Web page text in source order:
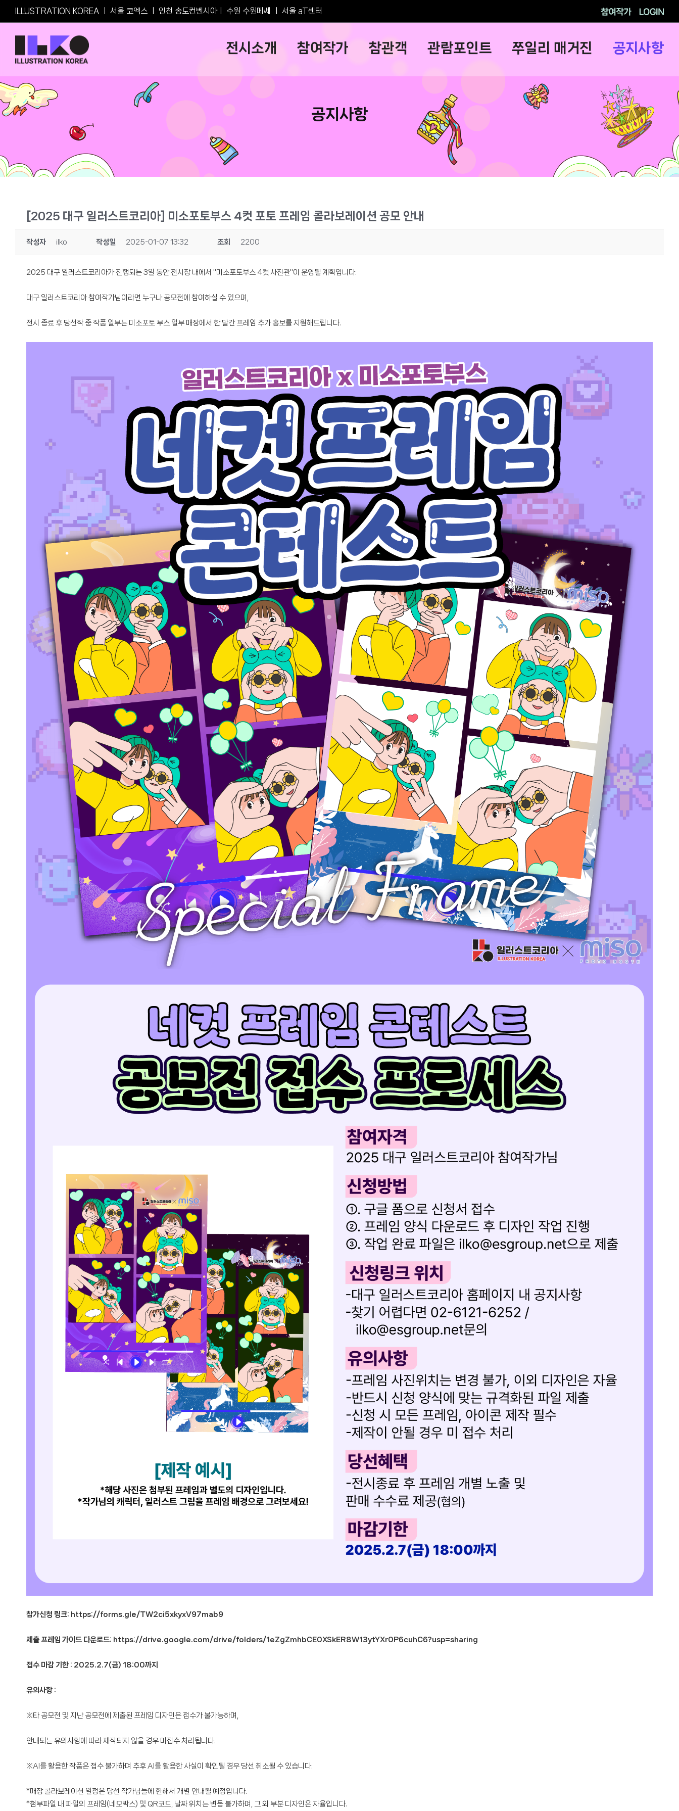
ILLUSTRATION KOREA 서울 코엑스 인천 송도컨벤시아ㅣ 수원 수원메쎄 서울 aT센터
참여작가
전시소개 참여작가 참관객 관람포인트 쭈일리 매거진 공지사항
공지사항
[2025 대구 일러스트코리아] 미소포토부스 4컷 포토 프레임 콜라보레이션 공모 안내
작성자 ilko 작성일 2025-01-07 13:32 조회 2200
2025 대구 일러스트코리아가 진행되는 3일 동안 전시장 내에서 "미소포토부스 4컷 사진관"이 운영될 계획입니다.
대구 일러스트코리아 참여작가님이라면 누구나 공모전에 참여하실 수 있으며,
전시 종료 후 당선작 중 작품 일부는 미소포토 부스 일부 매장에서 한 달간 프레임 추가 홍보를 지원해드립니다.
참가신청 링크: https://forms.gle/TW2ci5xkyxV97mab9
제출 프레임 가이드 다운로드: https://drive.google.com/drive/folders/1eZgZmhbCE0XSkER8W13ytYXr0P6cuhC6?usp=sharing
접수 마감 기한 : 2025.2.7(금) 18:00까지
유의사항 :
※타 공모전 및 지난 공모전에 제출된 프레임 디자인은 접수가 불가능하며,
안내되는 유의사항에 따라 제작되지 않을 경우 미접수 처리됩니다.
※AI를 활용한 작품은 접수 불가하며 추후 AI를 활용한 사실이 확인될 경우 당선 취소될 수 있습니다.
*매장 콜라보레이션 일정은 당선 작가님들에 한해서 개별 안내될 예정입니다.
*첨부파일 내 파일의 프레임(네모박스) 및 QR코드, 날짜 위치는 변동 불가하며, 그 외 부분 디자인은 자율입니다.